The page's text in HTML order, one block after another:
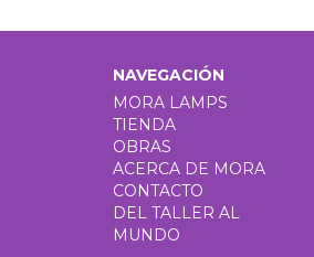
NAVEGACIÓN
MORA LAMPS
TIENDA
OBRAS
ACERCA DE MORA
CONTACTO
DEL TALLER AL
MUNDO